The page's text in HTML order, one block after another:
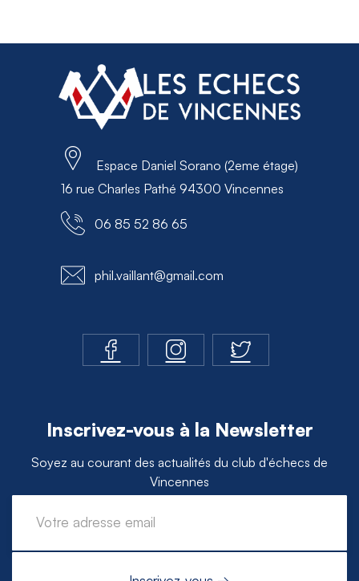
Espace Daniel Sorano (2eme étage)
16 rue Charles Pathé 94300 Vincennes
06 85 52 86 65
phil.vaillant@gmail.com
Inscrivez-vous à la Newsletter
Soyez au courant des actualités du club d'échecs de
Vincennes